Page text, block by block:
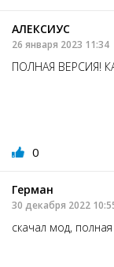
АЛЕКСИУС
26 января 2023 11:34
ПОЛНАЯ ВЕРСИЯ!
0
Герман
30 декабря 2022
скачал мод,